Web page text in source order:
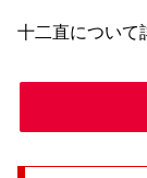
十二直について